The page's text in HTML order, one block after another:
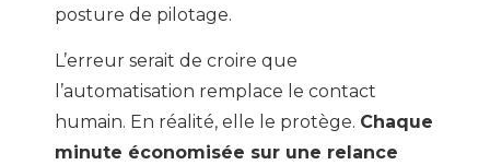
posture de pilotage.
L’erreur serait de croire que
l’automatisation remplace le contact
humain. En réalité, elle le protège. Chaque
minute économisée sur une relance